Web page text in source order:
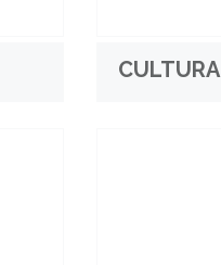
CULTURA